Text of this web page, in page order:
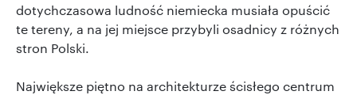
dotychczasowa ludność niemiecka musiała opuścić
te tereny, a na jej miejsce przybyli osadnicy z różnych
stron Polski.
Największe piętno na architekturze ścisłego centrum